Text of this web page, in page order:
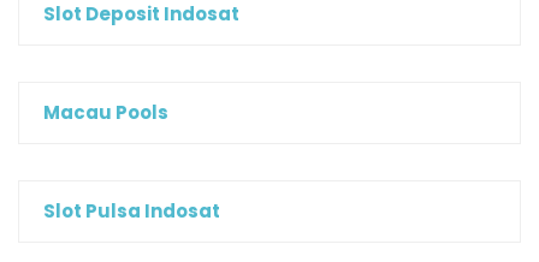
Slot Deposit Indosat
Macau Pools
Slot Pulsa Indosat